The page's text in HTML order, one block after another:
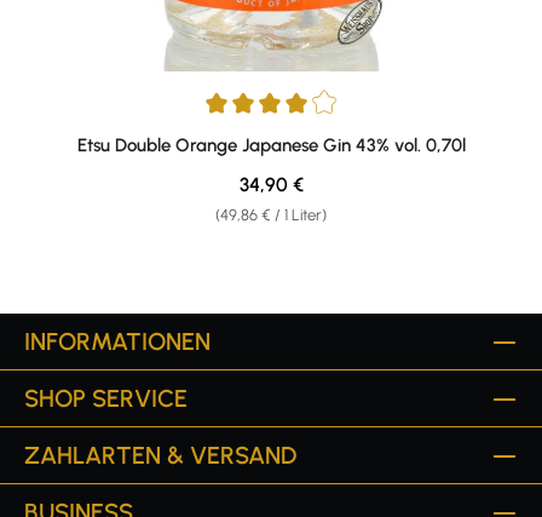
Durchschnittliche Bewertung von 4 von 5 Sternen
Etsu Double Orange Japanese Gin 43% vol. 0,70l
(49,86 € / 1 Liter)
Regulärer Preis:
34,90 €
INFORMATIONEN
SHOP SERVICE
ZAHLARTEN & VERSAND